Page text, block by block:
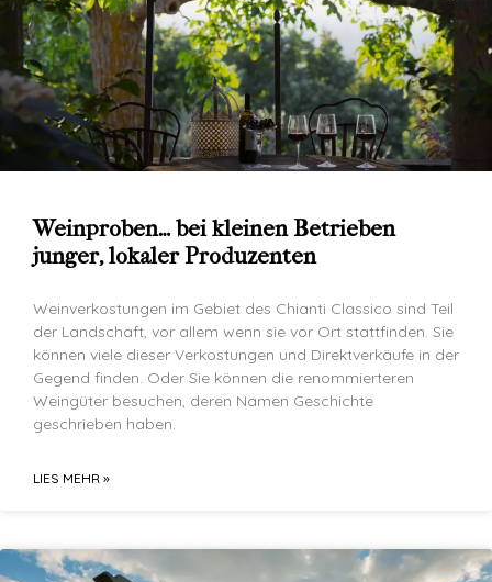
Weinproben… bei kleinen Betrieben
junger, lokaler Produzenten
Weinverkostungen im Gebiet des Chianti Classico sind Teil
der Landschaft, vor allem wenn sie vor Ort stattfinden. Sie
können viele dieser Verkostungen und Direktverkäufe in der
Gegend finden. Oder Sie können die renommierteren
Weingüter besuchen, deren Namen Geschichte
geschrieben haben.
LIES MEHR »